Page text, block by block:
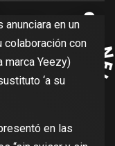
en un
colaboración con
marca Yeezy)
‘a su
en las